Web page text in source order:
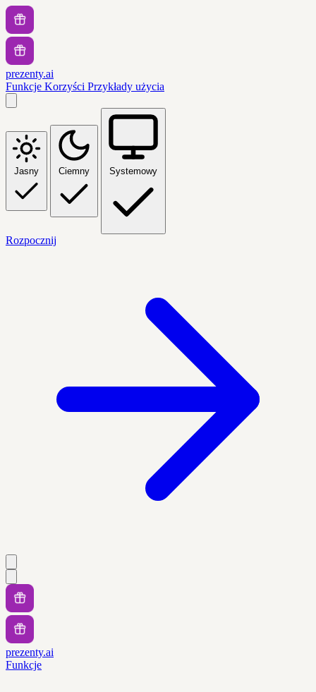
prezenty.ai
Funkcje Korzyści Przykłady użycia
Jasny Ciemny Systemowy
Rozpocznij
prezenty.ai
Funkcje